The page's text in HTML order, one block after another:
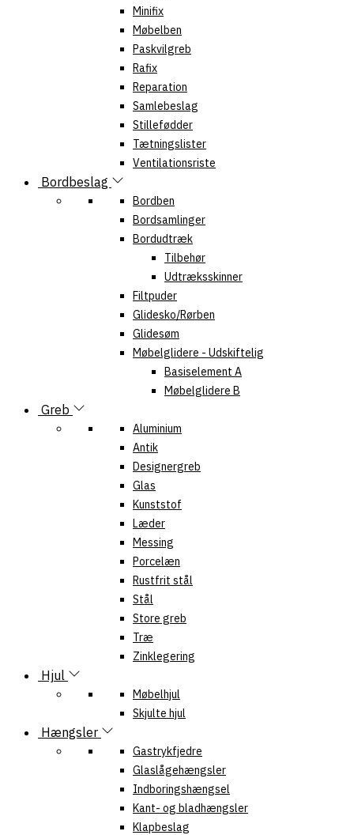
Minifix
Møbelben
Paskvilgreb
Rafix
Reparation
Samlebeslag
Stillefødder
Tætningslister
Ventilationsriste
Bordbeslag
Bordben
Bordsamlinger
Bordudtræk
Tilbehør
Udtræksskinner
Filtpuder
Glidesko/Rørben
Glidesøm
Møbelglidere - Udskiftelig
Basiselement A
Møbelglidere B
Greb
Aluminium
Antik
Designergreb
Glas
Kunststof
Læder
Messing
Porcelæn
Rustfrit stål
Stål
Store greb
Træ
Zinklegering
Hjul
Møbelhjul
Skjulte hjul
Hængsler
Gastrykfjedre
Glaslågehængsler
Indboringshængsel
Kant- og bladhængsler
Klapbeslag